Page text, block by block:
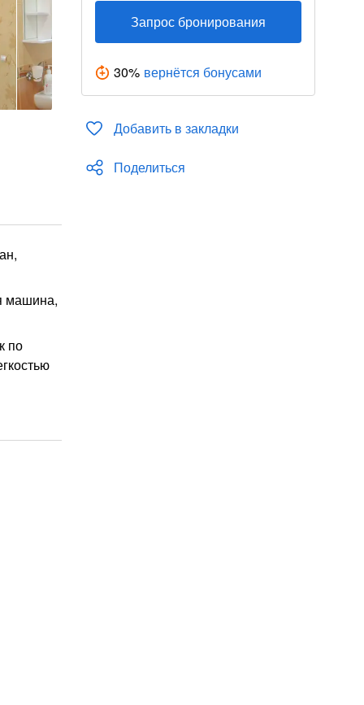
Запрос бронирования
30% вернётся бонусами
Добавить в закладки
Поделиться
машина,
по